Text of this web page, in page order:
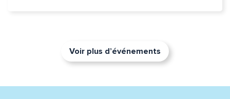
Voir plus d’événements